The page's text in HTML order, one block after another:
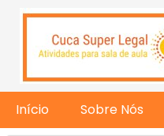
Início Sobre Nós